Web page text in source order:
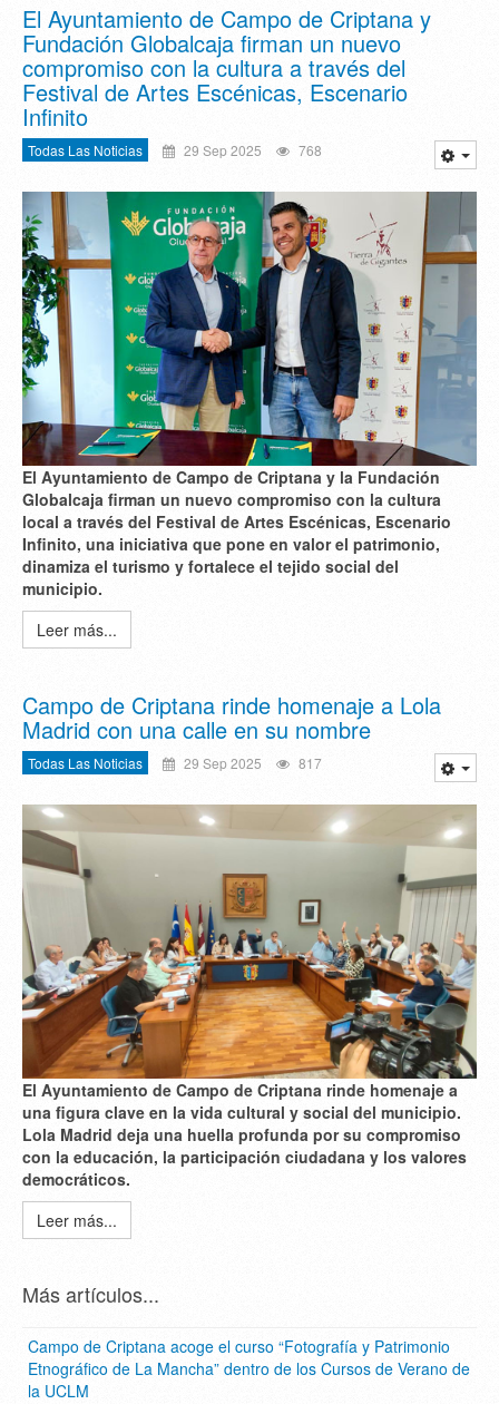
El Ayuntamiento de Campo de Criptana y
Fundación Globalcaja firman un nuevo
compromiso con la cultura a través del
Festival de Artes Escénicas, Escenario
Infinito
Todas Las Noticias 29 Sep 2025 768
El Ayuntamiento de Campo de Criptana y la Fundación
Globalcaja firman un nuevo compromiso con la cultura
local a través del Festival de Artes Escénicas, Escenario
Infinito, una iniciativa que pone en valor el patrimonio,
dinamiza el turismo y fortalece el tejido social del
municipio.
Leer más...
Campo de Criptana rinde homenaje a Lola
Madrid con una calle en su nombre
Todas Las Noticias 29 Sep 2025 817
El Ayuntamiento de Campo de Criptana rinde homenaje a
una figura clave en la vida cultural y social del municipio.
Lola Madrid deja una huella profunda por su compromiso
con la educación, la participación ciudadana y los valores
democráticos.
Leer más...
Más artículos...
Campo de Criptana acoge el curso “Fotografía y Patrimonio
Etnográfico de La Mancha” dentro de los Cursos de Verano de
la UCLM